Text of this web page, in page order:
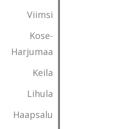
Viimsi
Kose-
Harjumaa
Keila
Lihula
Haapsalu